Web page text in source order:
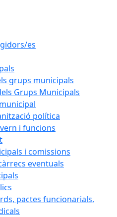
es
grups municipals
Grups Municipals
política
i funcions
i comissions
eventuals
pactes funcionarials,